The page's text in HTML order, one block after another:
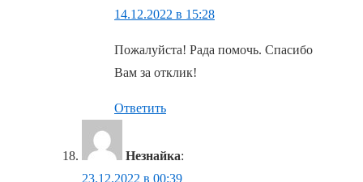
14.12.2022 в 15:28
Пожалуйста! Рада помочь. Спасибо
Вам за отклик!
Ответить
Незнайка:
23.12.2022 в 00:39